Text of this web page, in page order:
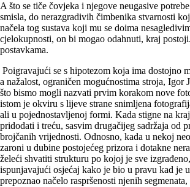
A što se tiče čovjeka i njegove neugasive
smisla, do nerazgradivih čimbenika stvarnosti
načela tog sustava koji mu se doima
cjelokupnosti, on bi mogao odahnuti, kraj
postavkama.
Poigravajući se s hipotezom koja ima dostojno
a nažalost, ograničen mogućnostima stroja, Igor
što bismo mogli nazvati prvim korakom nove
istom je okviru s lijeve strane snimljena
ali u pojednostavljenoj formi. Kada stigne na
pridodati i treću, sasvim drugačijeg sadržaja od
brojčanih vrijednosti. Odnosno, kada u nekoj
zaroni u dubine postojećeg prizora i dotakne
želeći shvatiti strukturu po kojoj je sve
ispunjavajući osjećaj kako je bio u pravu kad je
prepoznao načelo raspršenosti njenih